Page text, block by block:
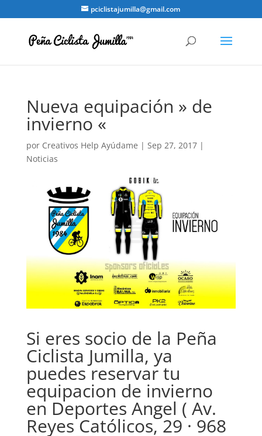
pciclistajumilla@gmail.com
Nueva equipación » de
invierno «
por Creativos Help Ayúdame | Sep 27, 2017|
Noticias
Si eres socio de la Peña
Ciclista Jumilla, ya
puedes reservar tu
equipacion de invierno
en Deportes Angel ( Av.
Reyes Católicos, 29 · 968